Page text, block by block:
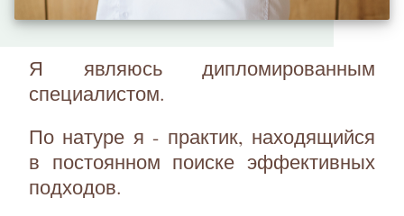
Я являюсь дипломированным
специалистом.
По натуре я - практик, находящийся
в постоянном поиске эффективных
подходов.